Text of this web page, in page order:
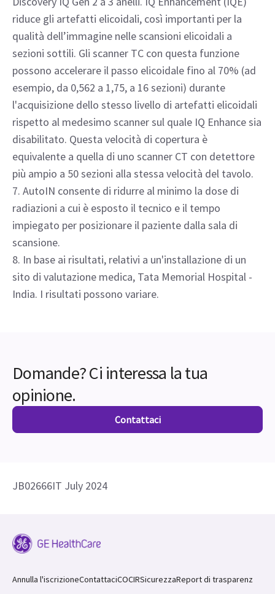
con MotionFree e RPM. Questi risultati hanno
esclusivamente scopo illustrativo e rappresentano
esperienze specifiche del cliente; i risultati effettivi
possono variare in base alla pratica clinica e alle
circostanze.
5. Confronto tra Discovery IQ Gen 2 a 5 anelli e
Discovery IQ Gen 2 a 3 anelli. IQ Enhancement (IQE)
riduce gli artefatti elicoidali, così importanti per la
qualità dell’immagine nelle scansioni elicoidali a
sezioni sottili. Gli scanner TC con questa funzione
possono accelerare il passo elicoidale fino al 70% (ad
esempio, da 0,562 a 1,75, a 16 sezioni) durante
l'acquisizione dello stesso livello di artefatti elicoidali
rispetto al medesimo scanner sul quale IQ Enhance sia
disabilitato. Questa velocità di copertura è
equivalente a quella di uno scanner CT con detettore
più ampio a 50 sezioni alla stessa velocità del tavolo.
7. AutoIN consente di ridurre al minimo la dose di
8. In base ai risultati, relativi a un'installazione di un
sito di valutazione medica, Tata Memorial Hospital -
India. I risultati possono variare.
Domande? Ci interessa la tua